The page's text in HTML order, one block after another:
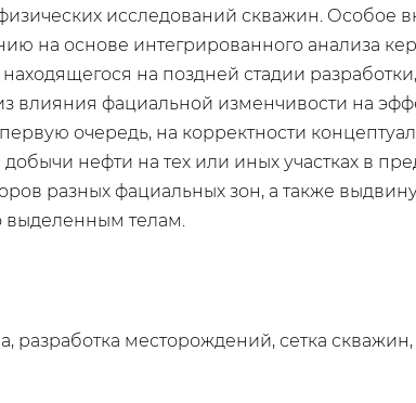
исследований скважин. Особое
на основе интегрированного анализа
на поздней стадии
влияния фациальной изменчивости на
очередь, на корректности
нефти на тех или иных участках в
разных фациальных зон, а также
выделенным телам.
разработка месторождений, сетка скважин,